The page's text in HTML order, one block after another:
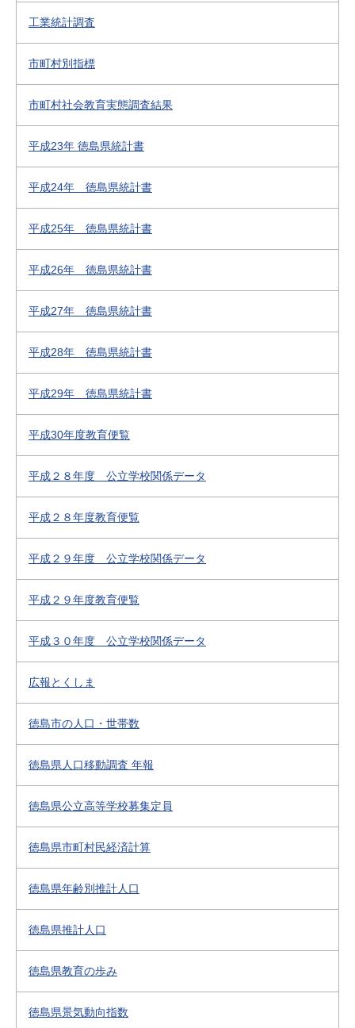
工業統計調査
市町村別指標
市町村社会教育実態調査結果
平成23年 徳島県統計書
平成24年 徳島県統計書
平成25年 徳島県統計書
平成26年 徳島県統計書
平成27年 徳島県統計書
平成28年 徳島県統計書
平成29年 徳島県統計書
平成30年度教育便覧
平成２８年度 公立学校関係データ
平成２８年度教育便覧
平成２９年度 公立学校関係データ
平成２９年度教育便覧
平成３０年度 公立学校関係データ
広報とくしま
徳島市の人口・世帯数
徳島県人口移動調査 年報
徳島県公立高等学校募集定員
徳島県市町村民経済計算
徳島県年齢別推計人口
徳島県推計人口
徳島県教育の歩み
徳島県景気動向指数